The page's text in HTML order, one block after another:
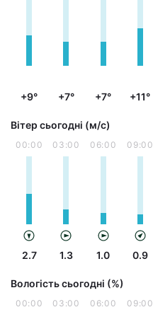
+9° +7° +7° +11°
Вітер сьогодні (м/с)
00:00
2.7
03:00
1.3
06:00
1.0
09:00
0.9
Вологість сьогодні (%)
00:00 03:00 06:00 09:00